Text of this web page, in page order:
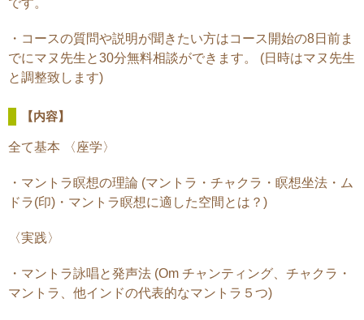
・コースの質問や説明が聞きたい方はコース開始の8日前ま
でにマヌ先生と30分無料相談ができます。 (日時はマヌ先生
と調整致します)
【内容】
全て基本 〈座学〉
・マントラ瞑想の理論 (マントラ・チャクラ・瞑想坐法・ム
ドラ(印)・マントラ瞑想に適した空間とは？)
〈実践〉
・マントラ詠唱と発声法 (Om チャンティング、チャクラ・
マントラ、他インドの代表的なマントラ５つ)